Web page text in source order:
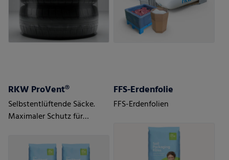
RKW ProVent®
Selbstentlüftende Säcke.
Maximaler Schutz für
pulvrige Güter.
FFS-Erdenfolie
FFS-Erdenfolien